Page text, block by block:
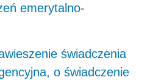
emerytalno-
świadczenia
o świadczenie